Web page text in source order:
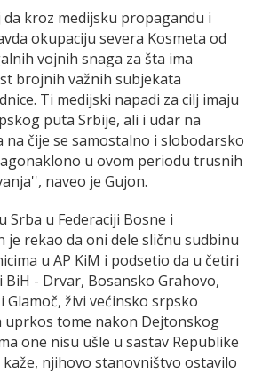
kroz medijsku propagandu i
okupaciju severa Kosmeta od
vojnih snaga za šta ima
brojnih važnih subjekata
Ti medijski napadi za cilj imaju
puta Srbije, ali i udar na
na čije se samostalno i slobodarsko
u ovom periodu trusnih
naveo je Gujon.
Srba u Federaciji Bosne i
je rekao da oni dele sličnu sudbinu
u AP KiM i podsetio da u četiri
BiH - Drvar, Bosansko Grahovo,
Glamoč, živi većinsko srpsko
uprkos tome nakon Dejtonskog
one nisu ušle u sastav Republike
njihovo stanovništvo ostavilo